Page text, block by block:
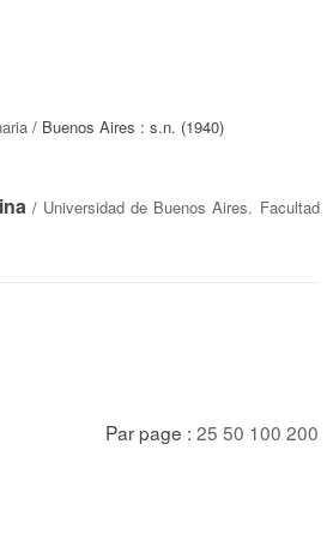
/ Buenos Aires : s.n. (1940)
/ Universidad de Buenos Aires. Facultad
Par page : 25 50 100 200